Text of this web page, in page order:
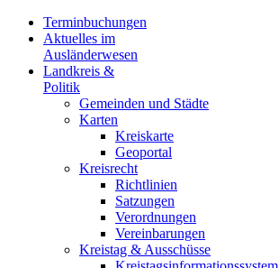
Terminbuchungen
Aktuelles im
Ausländerwesen
Landkreis &
Politik
Gemeinden und Städte
Karten
Kreiskarte
Geoportal
Kreisrecht
Richtlinien
Satzungen
Verordnungen
Vereinbarungen
Kreistag & Ausschüsse